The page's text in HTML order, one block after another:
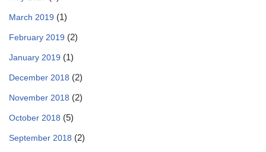
March 2019 (1)
February 2019 (2)
January 2019 (1)
December 2018 (2)
November 2018 (2)
October 2018 (5)
September 2018 (2)